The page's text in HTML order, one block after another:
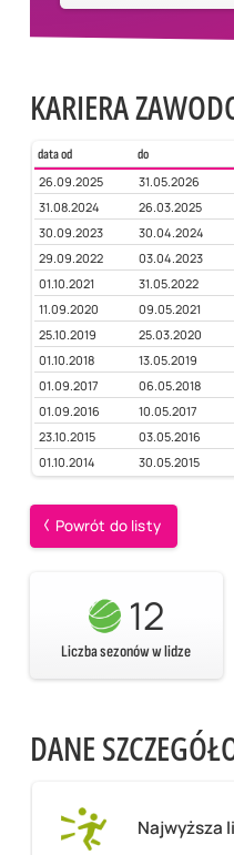
KARIERA
data od do
26.09.2025
31.05.2026
31.08.2024 26.03.2025
30.09.2023 30.04.2024
29.09.2022 03.04.2023
01.10.2021 31.05.2022
11.09.2020 09.05.2021
25.10.2019 25.03.2020
01.10.2018 13.05.2019
01.09.2017 06.05.2018
01.09.2016 10.05.2017
23.10.2015 03.05.2016
01.10.2014 30.05.2015
Powrót do listy
12
Liczba sezonów w lidze
DANE
Najwyższa